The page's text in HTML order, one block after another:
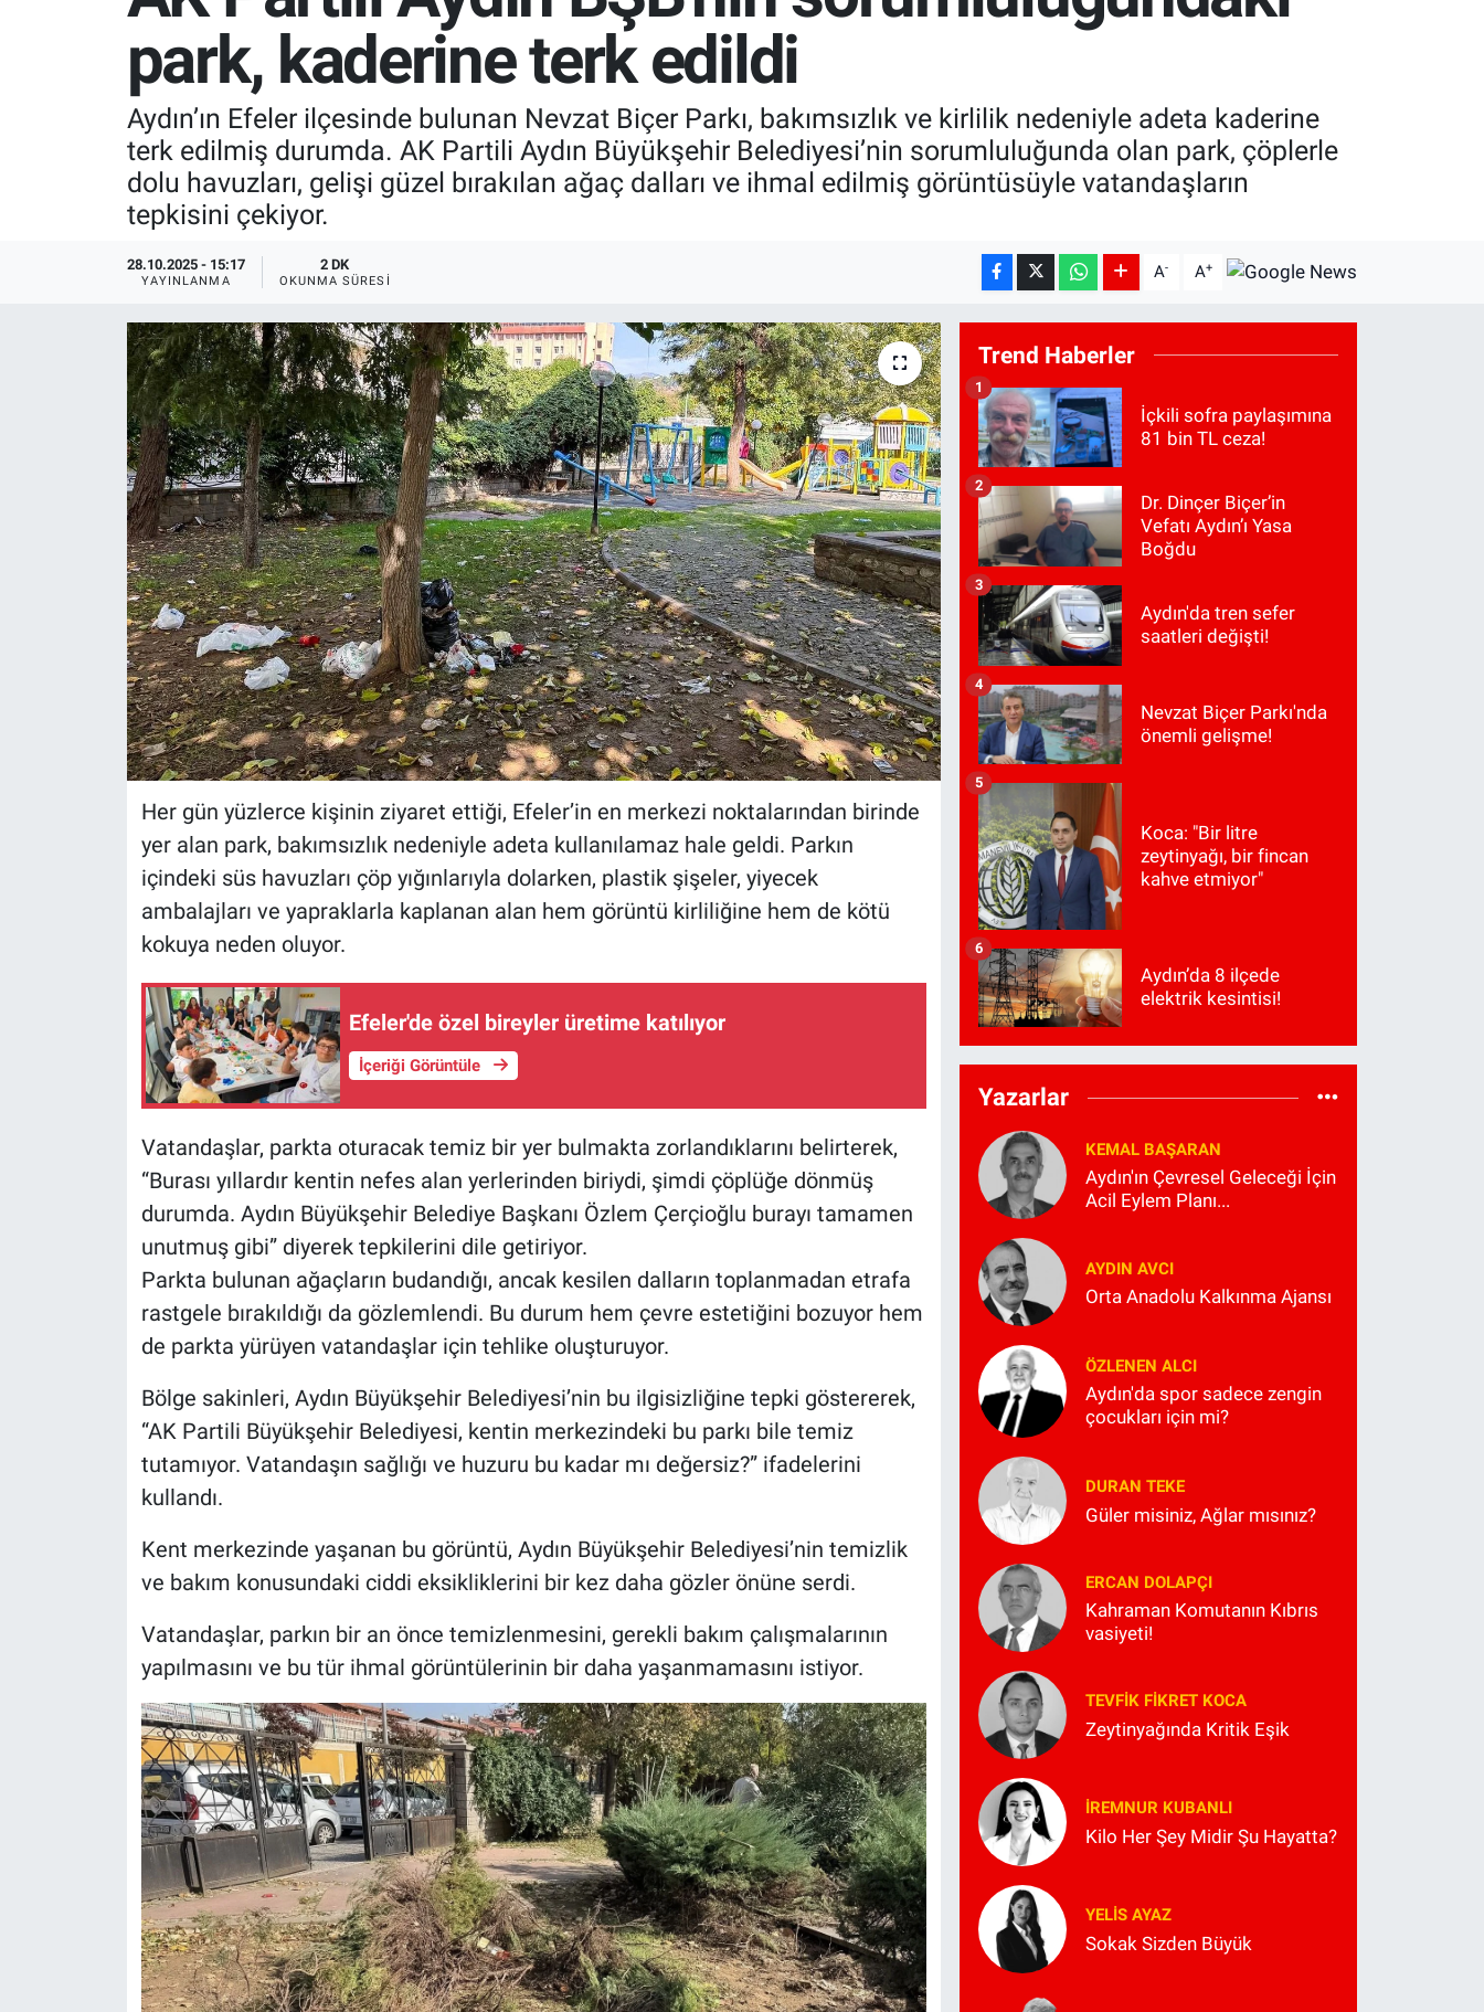
park, kaderine terk edildi
Aydın’ın Efeler ilçesinde bulunan Nevzat Biçer Parkı, bakımsızlık ve kirlilik nedeniyle adeta kaderine
terk edilmiş durumda. AK Partili Aydın Büyükşehir Belediyesi’nin sorumluluğunda olan park, çöplerle
dolu havuzları, gelişi güzel bırakılan ağaç dalları ve ihmal edilmiş görüntüsüyle vatandaşların
tepkisini çekiyor.
28.10.2025 - 15:17
YAYINLANMA
2 DK
OKUNMA SÜRESI A- A+
Her gün yüzlerce kişinin ziyaret ettiği, Efeler’in en merkezi noktalarından birinde
yer alan park, bakımsızlık nedeniyle adeta kullanılamaz hale geldi. Parkın
içindeki süs havuzları çöp yığınlarıyla dolarken, plastik şişeler, yiyecek
ambalajları ve yapraklarla kaplanan alan hem görüntü kirliliğine hem de kötü
kokuya neden oluyor.
Efeler'de özel bireyler üretime katılıyor
İçeriği Görüntüle
Vatandaşlar, parkta oturacak temiz bir yer bulmakta zorlandıklarını belirterek,
“Burası yıllardır kentin nefes alan yerlerinden biriydi, şimdi çöplüğe dönmüş
durumda. Aydın Büyükşehir Belediye Başkanı Özlem Çerçioğlu burayı tamamen
unutmuş gibi” diyerek tepkilerini dile getiriyor.
Parkta bulunan ağaçların budandığı, ancak kesilen dalların toplanmadan etrafa
rastgele bırakıldığı da gözlemlendi. Bu durum hem çevre estetiğini bozuyor hem
de parkta yürüyen vatandaşlar için tehlike oluşturuyor.
Bölge sakinleri, Aydın Büyükşehir Belediyesi’nin bu ilgisizliğine tepki göstererek,
“AK Partili Büyükşehir Belediyesi, kentin merkezindeki bu parkı bile temiz
tutamıyor. Vatandaşın sağlığı ve huzuru bu kadar mı değersiz?” ifadelerini
kullandı.
Kent merkezinde yaşanan bu görüntü, Aydın Büyükşehir Belediyesi’nin temizlik
ve bakım konusundaki ciddi eksikliklerini bir kez daha gözler önüne serdi.
Vatandaşlar, parkın bir an önce temizlenmesini, gerekli bakım çalışmalarının
yapılmasını ve bu tür ihmal görüntülerinin bir daha yaşanmamasını istiyor.
Trend Haberler
İçkili sofra paylaşımına
81 bin TL ceza!
1
Dr. Dinçer Biçer’in
Vefatı Aydın’ı Yasa
Boğdu
2
Aydın'da tren sefer
saatleri değişti!
3
Nevzat Biçer Parkı'nda
önemli gelişme!
4
Koca: "Bir litre
zeytinyağı, bir fincan
kahve etmiyor"
5
Aydın’da 8 ilçede
elektrik kesintisi!
6
Yazarlar
KEMAL BAŞARAN
Aydın'ın Çevresel Geleceği İçin
Acil Eylem Planı...
AYDIN AVCI
Orta Anadolu Kalkınma Ajansı
ÖZLENEN ALCI
Aydın'da spor sadece zengin
çocukları için mi?
DURAN TEKE
Güler misiniz, Ağlar mısınız?
ERCAN DOLAPÇI
Kahraman Komutanın Kıbrıs
vasiyeti!
TEVFIK FIKRET KOCA
Zeytinyağında Kritik Eşik
İREMNUR KUBANLI
Kilo Her Şey Midir Şu Hayatta?
YELIS AYAZ
Sokak Sizden Büyük
RESMİ İLANLAR